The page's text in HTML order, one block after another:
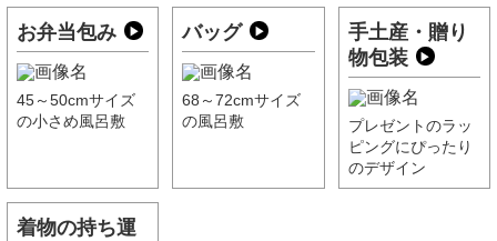
お弁当包み
45～50cmサイズ
の小さめ風呂敷
バッグ
68～72cmサイズ
の風呂敷
手土産・贈り
物包装
プレゼントのラッ
ピングにぴったり
のデザイン
着物の持ち運